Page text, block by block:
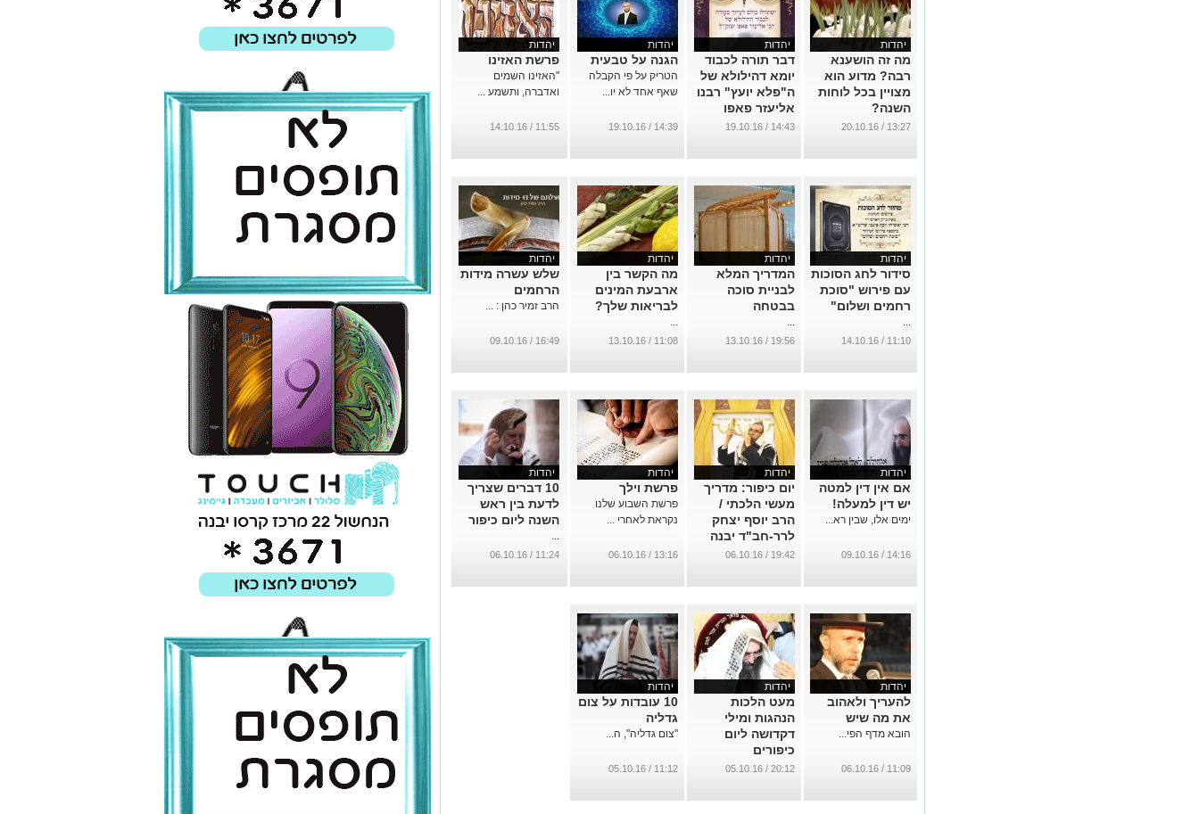
יהדות
מה זה הושענא
רבה? מדוע הוא
מצויין בכל לוחות
השנה?
...
13:27 / 20.10.16
יהדות
דבר תורה לכבוד
יומא דהילולא של
ה"פלא יועץ" רבנו
אליעזר פאפו
זצוק"ל
14:43 / 19.10.16
יהדות
הגנה על טבעית
הטריק על פי הקבלה
שאף אחד לא יו...
14:39 / 19.10.16
יהדות
פרשת האזינו
"האזינו השמים
ואדברה, ותשמע ...
11:55 / 14.10.16
יהדות
סידור לחג הסוכות
עם פירוש "סוכת
רחמים ושלום"
...
11:10 / 14.10.16
יהדות
המדריך המלא
לבניית סוכה
בבטחה
...
19:56 / 13.10.16
יהדות
מה הקשר בין
ארבעת המינים
לבריאות שלך?
...
11:08 / 13.10.16
יהדות
שלש עשרה מידות
הרחמים
הרב זמיר כהן : ...
16:49 / 09.10.16
יהדות
אם אין דין למטה
יש דין למעלה!
ימים אלו, שבין רא...
14:16 / 09.10.16
יהדות
יום כיפור: מדריך
מעשי הלכתי /
הרב יוסף יצחק
לרר-חב"ד יבנה
...
19:42 / 06.10.16
יהדות
פרשת וילך
פרשת השבוע שלנו
נקראת לאחרי ...
13:16 / 06.10.16
יהדות
10 דברים שצריך
לדעת בין ראש
השנה ליום כיפור
...
11:24 / 06.10.16
יהדות
להעריך ולאהוב
את מה שיש
הובא מדף הפי...
11:09 / 06.10.16
יהדות
מעט הלכות
הנהגות ומילי
דקדושה ליום
כיפורים
...
20:12 / 05.10.16
יהדות
10 עובדות על צום
גדליה
"צום גדליה", ה...
11:12 / 05.10.16